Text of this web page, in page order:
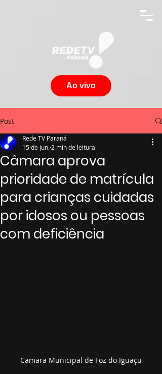
Ao vivo
Post
Câmara aprova
prioridade de matrícula
para crianças cuidadas
por idosos ou pessoas
com deficiência
Rede TV Paraná
15 de jun. 2 min de leitura
Camara Municipal de Foz do Iguaçu